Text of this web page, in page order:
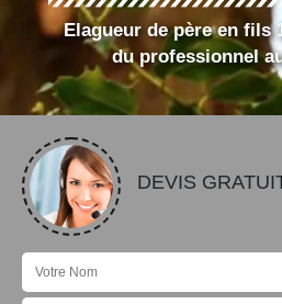
Elagueur de père en fils
du professionnel
DEVIS